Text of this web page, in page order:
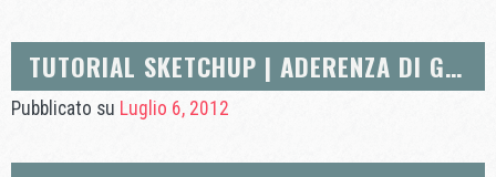
TUTORIAL SKETCHUP | ADERENZA DI GEOMETRIE BIDIMENSIONALI
Pubblicato su Luglio 6, 2012